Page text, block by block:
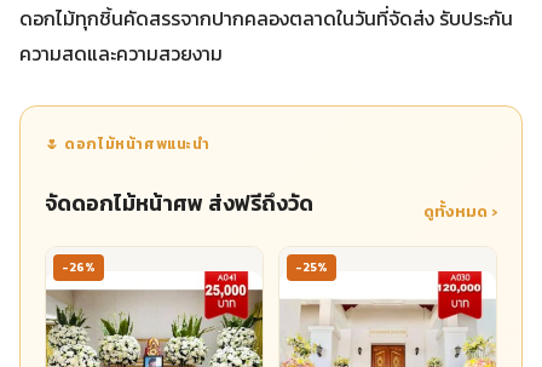
ดอกไม้ทุกชิ้นคัดสรรจากปากคลองตลาดในวันที่จัดส่ง รับประกัน
ความสดและความสวยงาม
🌷 ดอกไม้หน้าศพแนะนำ
จัดดอกไม้หน้าศพ ส่งฟรีถึงวัด ดูทั้งหมด ›
-26% -25%